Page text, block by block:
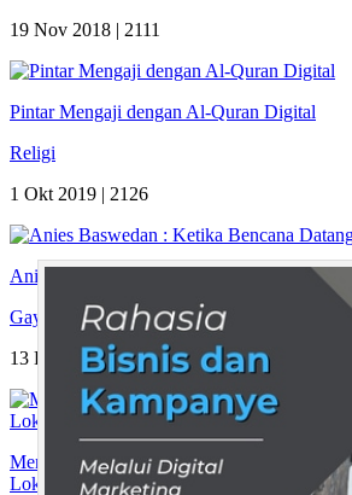
19 Nov 2018 | 2111
Pintar Mengaji dengan Al-Quran Digital
Religi
1 Okt 2019 | 2126
Anies Baswedan : Ketika Bencana Datang,
Gaya Hidup
13 Des 2025 |190
Meningkatkan Efektivitas Tim dan Loyalitas
Lokasi di Tahun 2026